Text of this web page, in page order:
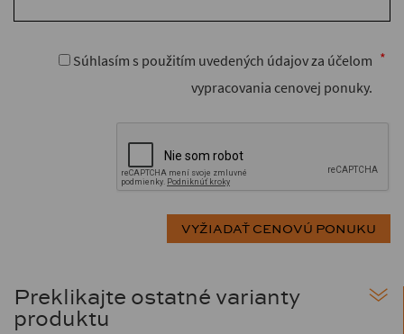
Preklikajte ostatné varianty
produktu
vypracovania cenovej ponuky.